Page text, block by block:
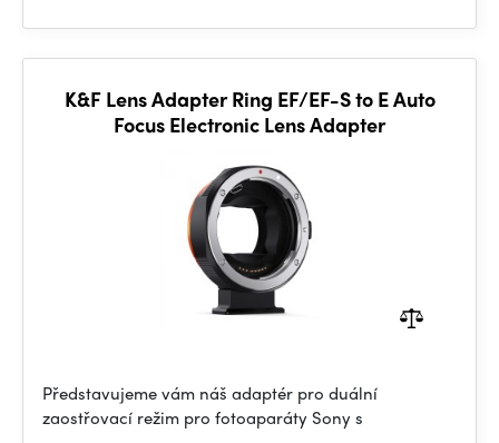
K&F Lens Adapter Ring EF/EF-S to E Auto
Focus Electronic Lens Adapter
Představujeme vám náš adaptér pro duální
zaostřovací režim pro fotoaparáty Sony s